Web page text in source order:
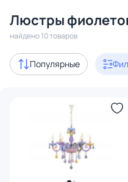
Люстры
найдено 10 товаров
Популярные
подвесные
с 3D-моделями
4
Доставка